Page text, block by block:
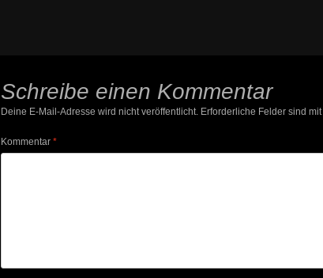
Schreibe einen Kommentar
Deine E-Mail-Adresse wird nicht veröffentlicht. Erforderliche Felder sind mit
Kommentar *